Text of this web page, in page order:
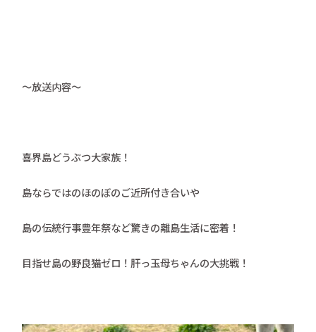
～放送内容～
喜界島どうぶつ大家族！
島ならではのほのぼのご近所付き合いや
島の伝統行事豊年祭など驚きの離島生活に密着！
目指せ島の野良猫ゼロ！肝っ玉母ちゃんの大挑戦！